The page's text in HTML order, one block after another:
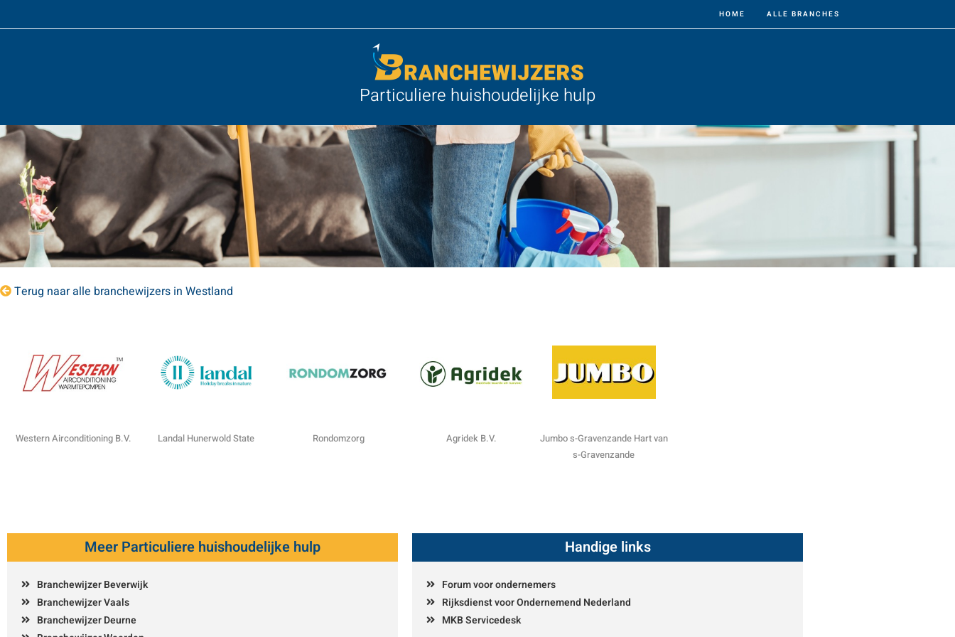
HOME ALLE BRANCHES
Particuliere huishoudelijke hulp
Terug naar alle branchewijzers in Westland
Western Airconditioning B.V. Landal Hunerwold State Rondomzorg Agridek B.V.
Jumbo s-Gravenzande Hart van
s-Gravenzande
Meer Particuliere huishoudelijke hulp
Branchewijzer Beverwijk
Branchewijzer Vaals
Branchewijzer Deurne
Handige links
Forum voor ondernemers
Rijksdienst voor Ondernemend Nederland
MKB Servicedesk